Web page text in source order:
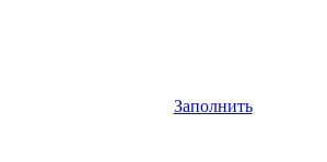
Заполнить